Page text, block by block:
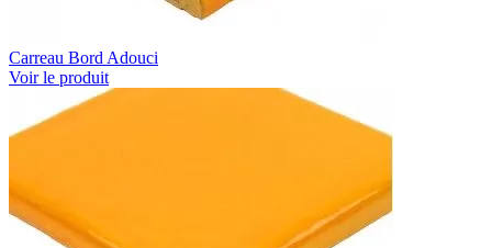
Carreau Bord Adouci
Voir le produit